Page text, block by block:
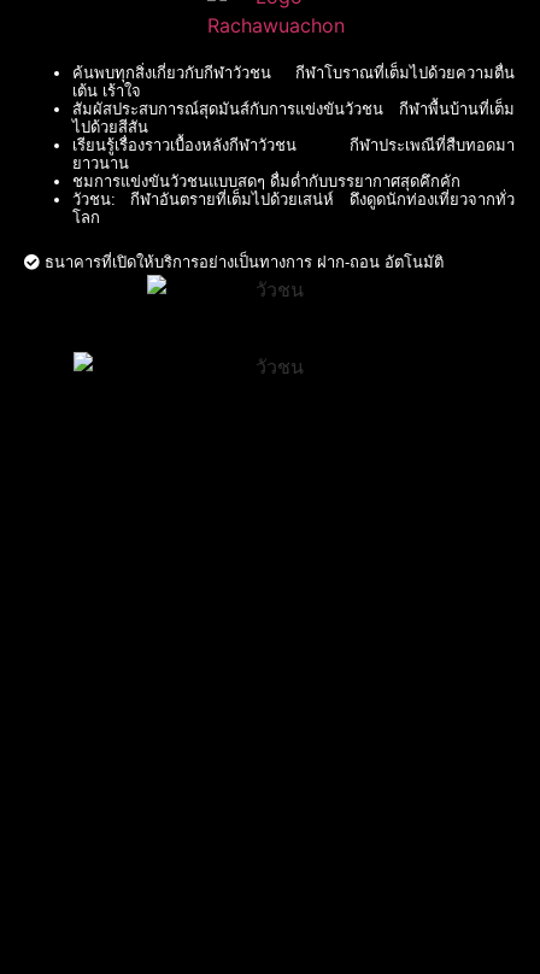
ค้นพบทุกสิ่งเกี่ยวกับกีฬาวัวชน กีฬาโบราณที่เต็มไปด้วยความตื่น
เต้น เร้าใจ
สัมผัสประสบการณ์สุดมันส์กับการแข่งขันวัวชน กีฬาพื้นบ้านที่เต็ม
ไปด้วยสีสัน
เรียนรู้เรื่องราวเบื้องหลังกีฬาวัวชน กีฬาประเพณีที่สืบทอดมา
ยาวนาน
ชมการแข่งขันวัวชนแบบสดๆ ดื่มด่ำกับบรรยากาศสุดคึกคัก
วัวชน: กีฬาอันตรายที่เต็มไปด้วยเสน่ห์ ดึงดูดนักท่องเที่ยวจากทั่ว
โลก
ธนาคารที่เปิดให้บริการอย่างเป็นทางการ ฝาก-ถอน อัตโนมัติ